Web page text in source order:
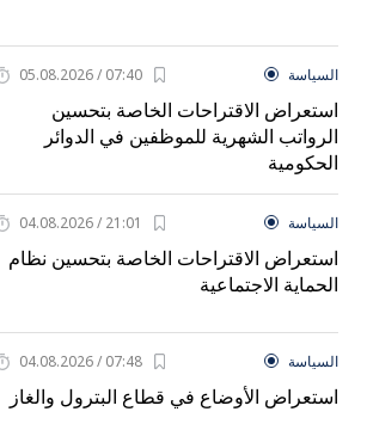
السياسة 07:40 / 05.08.2026
استعراض الاقتراحات الخاصة بتحسين
الرواتب الشهرية للموظفين في الدوائر
الحكومية
السياسة 21:01 / 04.08.2026
استعراض الاقتراحات الخاصة بتحسين نظام
الحماية الاجتماعية
السياسة 07:48 / 04.08.2026
استعراض الأوضاع في قطاع البترول والغاز